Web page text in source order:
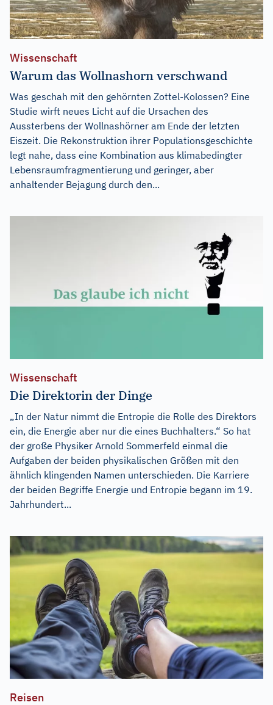
Wissenschaft
Warum das Wollnashorn verschwand
Was geschah mit den gehörnten Zottel-Kolossen? Eine
Studie wirft neues Licht auf die Ursachen des
Aussterbens der Wollnashörner am Ende der letzten
Eiszeit. Die Rekonstruktion ihrer Populationsgeschichte
legt nahe, dass eine Kombination aus klimabedingter
Lebensraumfragmentierung und geringer, aber
anhaltender Bejagung durch den...
Wissenschaft
Die Direktorin der Dinge
„In der Natur nimmt die Entropie die Rolle des Direktors
ein, die Energie aber nur die eines Buchhalters.“ So hat
der große Physiker Arnold Sommerfeld einmal die
Aufgaben der beiden physikalischen Größen mit den
ähnlich klingenden Namen unterschieden. Die Karriere
der beiden Begriffe Energie und Entropie begann im 19.
Jahrhundert...
Reisen